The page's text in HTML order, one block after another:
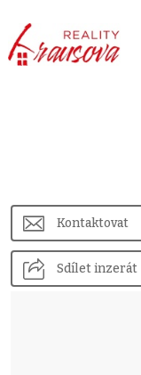
Kontaktovat
Sdílet inzerát